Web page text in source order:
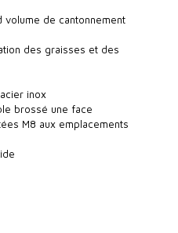
de cantonnement
des graisses et des
inox
brossé une face
M8 aux emplacements